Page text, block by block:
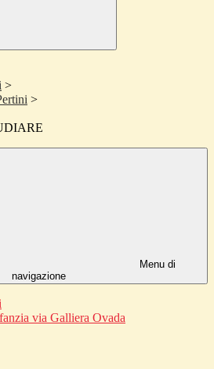
>
>
Menu di
navigazione
via Galliera Ovada